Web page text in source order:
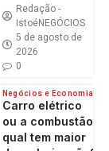
Redação -
IstoéNEGÓCIOS
5 de agosto de
2026
0
Negócios e Economia
Carro elétrico
ou a combustão:
qual tem maior